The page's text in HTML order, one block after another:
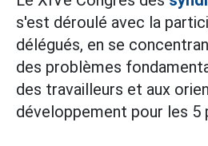
s'est déroulé avec la
délégués, en se
des problèmes
des travailleurs et aux
développement pour les 5